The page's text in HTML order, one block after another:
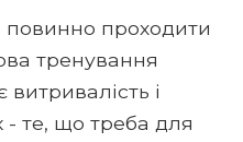
повинно проходити
тренування
і
- те, що треба для